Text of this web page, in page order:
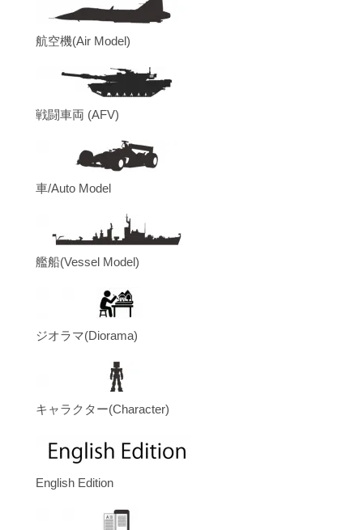
航空機(Air Model)
戦闘車両 (AFV)
車/Auto Model
艦船(Vessel Model)
ジオラマ(Diorama)
キャラクター(Character)
English Edition